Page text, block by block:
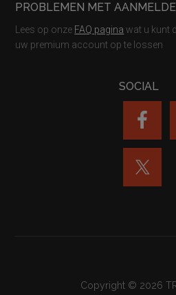
PROBLEMEN MET
Lees op onze FAQ pagina wat u kunt
uw premium account op te lossen
SOCIAL
Copyright © 2026